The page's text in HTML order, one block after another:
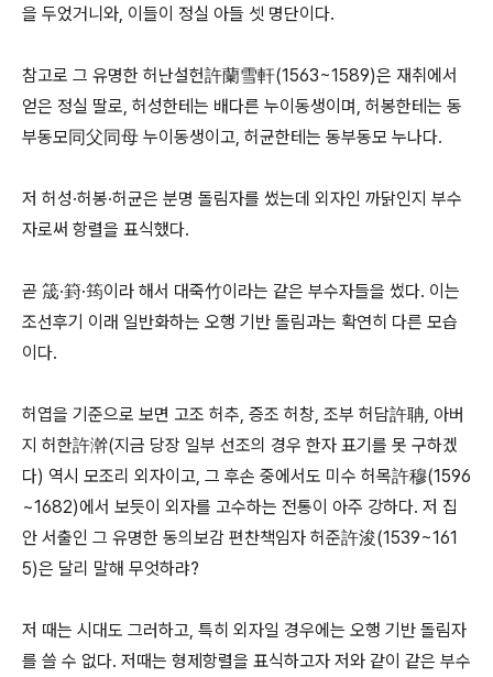
을 두었거니와, 이들이 정실 아들 셋 명단이다.
참고로 그 유명한 허난설헌許蘭雪軒(1563~1589)은 재취에서
얻은 정실 딸로, 허성한테는 배다른 누이동생이며, 허봉한테는 동
부동모同父同母 누이동생이고, 허균한테는 동부동모 누나다.
저 허성·허봉·허균은 분명 돌림자를 썼는데 외자인 까닭인지 부수
자로써 항렬을 표식했다.
곧 筬·篈·筠이라 해서 대죽竹이라는 같은 부수자들을 썼다. 이는
조선후기 이래 일반화하는 오행 기반 돌림과는 확연히 다른 모습
이다.
허엽을 기준으로 보면 고조 허추, 증조 허창, 조부 허담許聃, 아버
지 허한許澣(지금 당장 일부 선조의 경우 한자 표기를 못 구하겠
다) 역시 모조리 외자이고, 그 후손 중에서도 미수 허목許穆(1596
~1682)에서 보듯이 외자를 고수하는 전통이 아주 강하다. 저 집
안 서출인 그 유명한 동의보감 편찬책임자 허준許浚(1539~161
5)은 달리 말해 무엇하랴?
저 때는 시대도 그러하고, 특히 외자일 경우에는 오행 기반 돌림자
를 쓸 수 없다. 저때는 형제항렬을 표식하고자 저와 같이 같은 부수